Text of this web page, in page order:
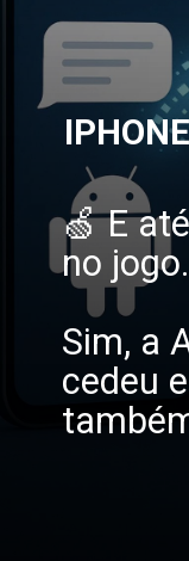
🍏 E
no jogo.
Sim, a
cedeu